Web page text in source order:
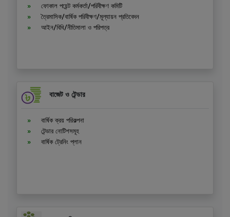
ফোকাল পয়েন্ট কর্মকর্তা/পরিবীক্ষণ কমিটি
ত্রৈমাসিক/বার্ষিক পরিবীক্ষণ/মূল্যায়ন প্রতিবেদন
আইন/বিধি/নীতিমালা ও পরিপত্র
বাজেট ও টেন্ডার
বার্ষিক ক্রয় পরিকল্পনা
টেন্ডার নোটিশসমূহ
বার্ষিক ট্রেনিং প্লান